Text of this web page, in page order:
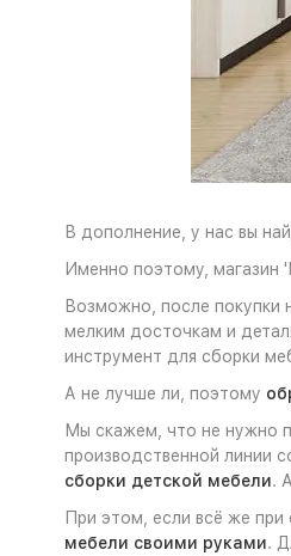
В дополнение, у нас вы
Именно поэтому, магазин
Возможно, после покупки
мелким досточкам и
инструмент для сборки
А не лучше ли, поэтому
Мы скажем, что не нужно
производственной линии
сборки детской мебели.
При этом, если всё же
мебели своими руками.